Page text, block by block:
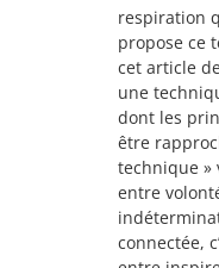
respiration
propose ce
cet article
une
dont les
être
technique »
entre
connectée,